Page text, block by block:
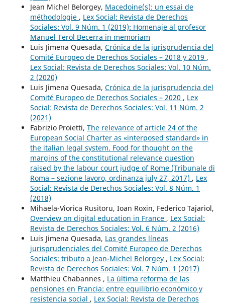
Jean Michel Belorgey, Macedoine(s): un essai de
méthodologie , Lex Social: Revista de Derechos
Sociales: Vol. 9 Núm. 1 (2019): Homenaje al profesor
Manuel Terol Becerra in memoriam
Luis Jimena Quesada, Crónica de la jurisprudencia del
Comité Europeo de Derechos Sociales – 2018 y 2019 ,
Lex Social: Revista de Derechos Sociales: Vol. 10 Núm.
2 (2020)
Luis Jimena Quesada, Crónica de la jurisprudencia del
Comité Europeo de Derechos Sociales – 2020 , Lex
Social: Revista de Derechos Sociales: Vol. 11 Núm. 2
(2021)
Fabrizio Proietti, The relevance of article 24 of the
European Social Charter as «interposed standard» in
the italian legal system. Food for thought on the
margins of the constitutional relevance question
raised by the labour court judge of Rome (Tribunale di
Roma – sezione lavoro, ordinanza july 27, 2017) , Lex
Social: Revista de Derechos Sociales: Vol. 8 Núm. 1
(2018)
Mihaela-Viorica Rusitoru, Ioan Roxin, Federico Tajariol,
Overview on digital education in France , Lex Social:
Revista de Derechos Sociales: Vol. 6 Núm. 2 (2016)
Luis Jimena Quesada, Las grandes líneas
jurisprudenciales del Comité Europeo de Derechos
Sociales: tributo a Jean-Michel Belorgey , Lex Social:
Revista de Derechos Sociales: Vol. 7 Núm. 1 (2017)
Matthieu Chabannes , La última reforma de las
pensiones en Francia: entre equilibrio económico y
resistencia social , Lex Social: Revista de Derechos